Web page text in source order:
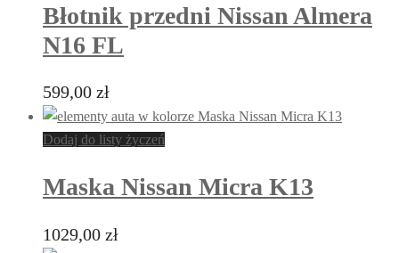
Opcje
można
wybrać
produktu
Błotnik przedni Nissan Almera
N16 FL
599,00 złTen
produkt
ma
wariantów.
można
Dodaj do listy życzeń
Maska Nissan Micra K13
1029,00 zł